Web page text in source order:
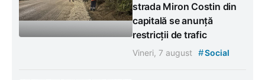
strada Miron Costin din
capitală se anunță
restricții de trafic
Vineri, 7 august #Social